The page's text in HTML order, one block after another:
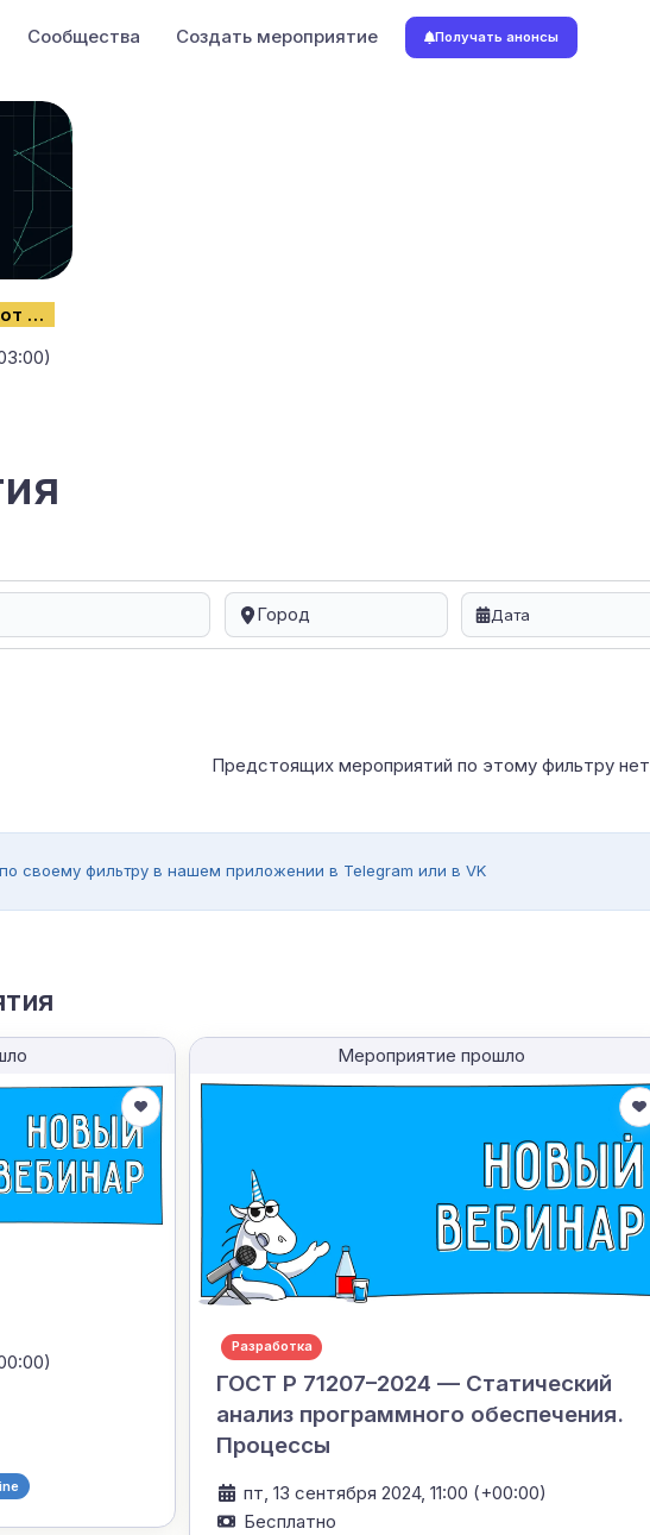
Сообщества Создать мероприятие Получать анонсы
SmartData 2026. Data + AI: от источника данных до работающих моделей
Город
Предстоящих мероприятий по этому фильтру нет
своему фильтру в нашем приложении в Telegram или в VK
Мероприятие прошло
Разработка
ГОСТ Р 71207–2024 — Статический
анализ программного обеспечения.
Процессы
пт, 13 сентября 2024, 11:00 (+00:00)
Бесплатно